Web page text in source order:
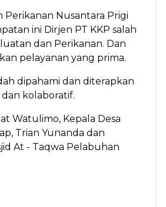
Nusantara Prigi
ini Dirjen PT KKP salah
dan Perikanan. Dan
pelayanan yang prima.
dipahami dan diterapkan
kolaboratif.
Watulimo, Kepala Desa
Trian Yunanda dan
At - Taqwa Pelabuhan